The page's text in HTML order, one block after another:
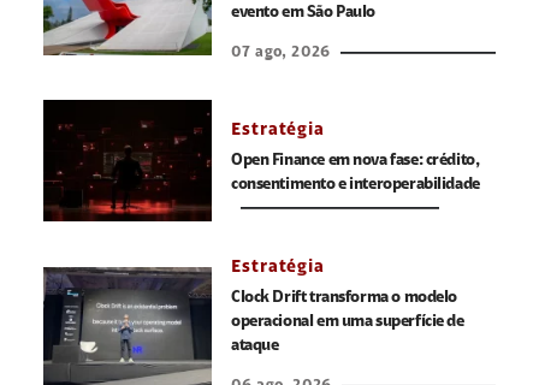
evento em São Paulo
07 ago, 2026
Estratégia
Open Finance em nova fase: crédito,
consentimento e interoperabilidade
Estratégia
Clock Drift transforma o modelo
operacional em uma superfície de
ataque